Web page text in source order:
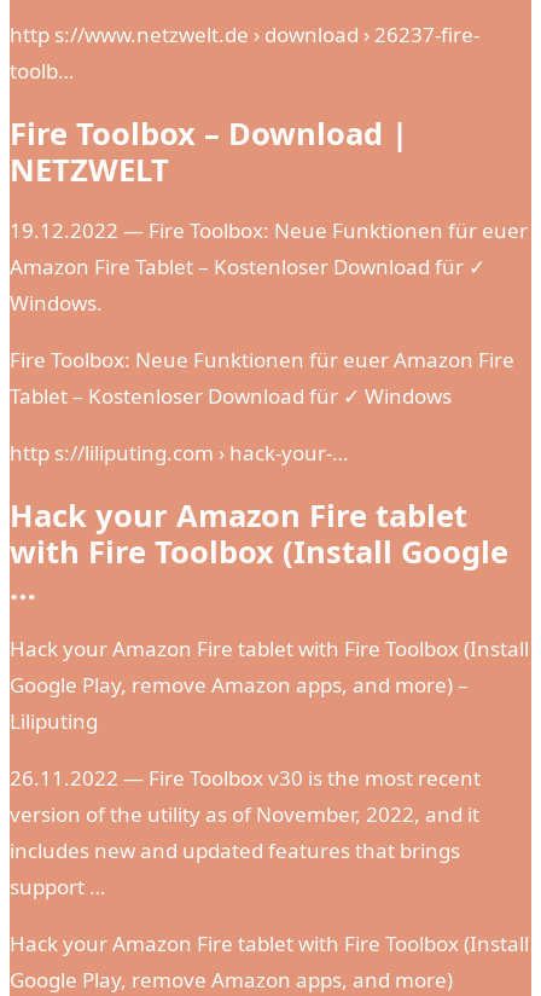
http s://www.netzwelt.de › download › 26237-fire-
toolb…
Fire Toolbox – Download |
NETZWELT
19.12.2022 — Fire Toolbox: Neue Funktionen für euer
Amazon Fire Tablet – Kostenloser Download für ✓
Windows.
Fire Toolbox: Neue Funktionen für euer Amazon Fire
Tablet – Kostenloser Download für ✓ Windows
http s://liliputing.com › hack-your-…
Hack your Amazon Fire tablet
with Fire Toolbox (Install Google
…
Hack your Amazon Fire tablet with Fire Toolbox (Install
Google Play, remove Amazon apps, and more) –
Liliputing
26.11.2022 — Fire Toolbox v30 is the most recent
version of the utility as of November, 2022, and it
includes new and updated features that brings
support …
Hack your Amazon Fire tablet with Fire Toolbox (Install
Google Play, remove Amazon apps, and more)